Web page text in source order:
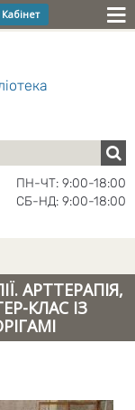
Кабінет
ПН-ЧТ: 9:00-18:00
СБ-НД: 9:00-18:00
АРТТЕРАПІЯ,
КЛАС ІЗ